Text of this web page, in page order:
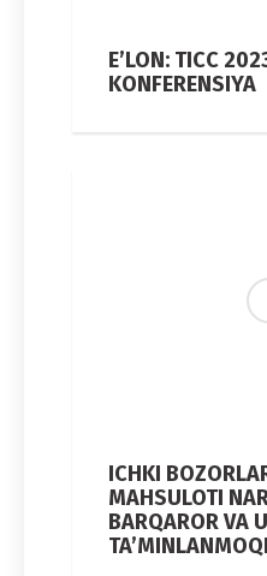
E’LON: TICC
KONFERENSIYA
ICHKI
MAHSULOTI
BARQAROR VA